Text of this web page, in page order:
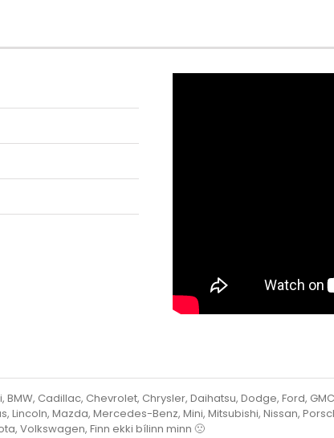
BMW, Cadillac, Chevrolet, Chrysler, Daihatsu, Dodge, Ford,
Lincoln, Mazda, Mercedes-Benz, Mini, Mitsubishi, Nissan,
Volkswagen, Finn ekki bílinn minn 🙁